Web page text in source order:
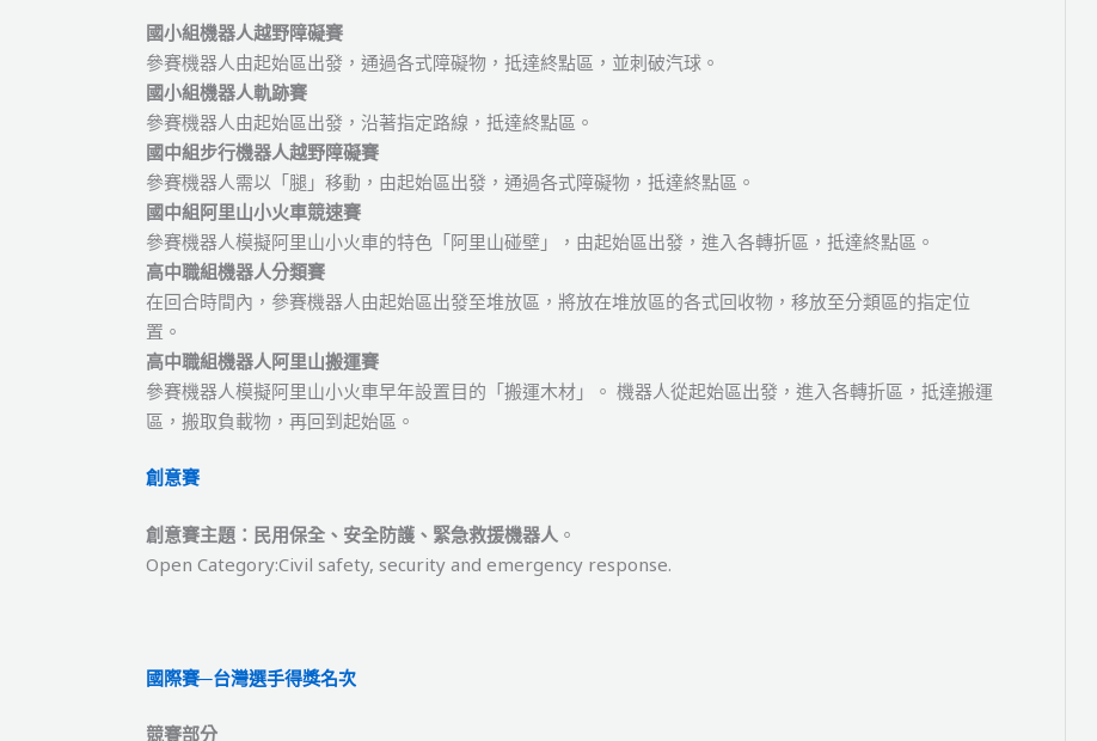
國小組機器人越野障礙賽
參賽機器人由起始區出發，通過各式障礙物，抵達終點區，並刺破汽球。
國小組機器人軌跡賽
參賽機器人由起始區出發，沿著指定路線，抵達終點區。
國中組步行機器人越野障礙賽
參賽機器人需以「腿」移動，由起始區出發，通過各式障礙物，抵達終點區。
國中組阿里山小火車競速賽
參賽機器人模擬阿里山小火車的特色「阿里山碰壁」，由起始區出發，進入各轉折區，抵達終點區。
高中職組機器人分類賽
在回合時間內，參賽機器人由起始區出發至堆放區，將放在堆放區的各式回收物，移放至分類區的指定位
置。
高中職組機器人阿里山搬運賽
參賽機器人模擬阿里山小火車早年設置目的「搬運木材」。 機器人從起始區出發，進入各轉折區，抵達搬運
區，搬取負載物，再回到起始區。
創意賽
創意賽主題：民用保全、安全防護、緊急救援機器人 。
Open Category:Civil safety, security and emergency response.
國際賽─台灣選手得獎名次
競賽部分